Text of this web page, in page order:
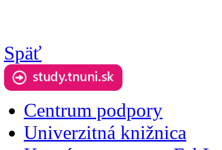
Späť
Centrum podpory
Univerzitná knižnica